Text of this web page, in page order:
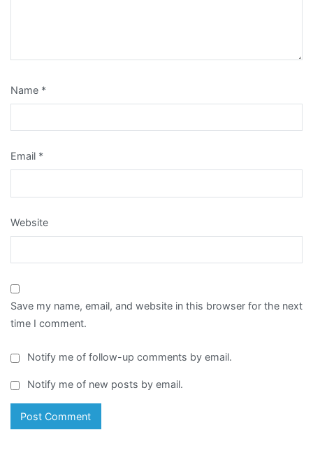
Name *
Email *
Website
Save my name, email, and website in this browser for the next
time I comment.
Notify me of follow-up comments by email.
Notify me of new posts by email.